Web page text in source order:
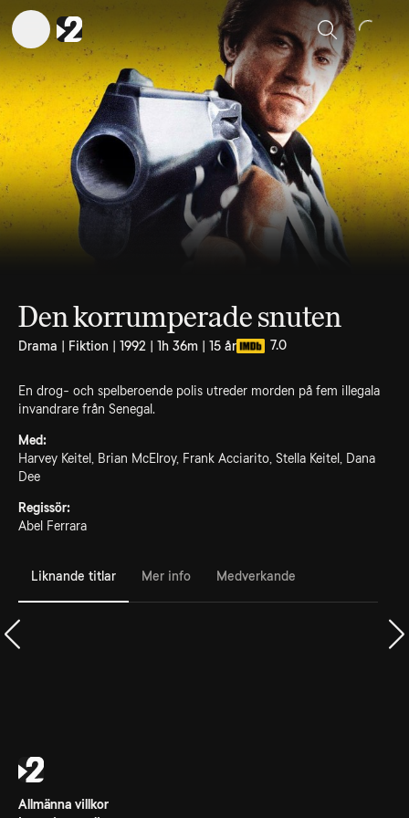
Sök
Den korrumperade snuten
Drama | Fiktion | 1992 | 1h 36m | 15 år 7.0
En drog- och spelberoende polis utreder morden på fem illegala
invandrare från Senegal.
Med:
Harvey Keitel, Brian McElroy, Frank Acciarito, Stella Keitel, Dana
Dee
Regissör:
Abel Ferrara
Liknande titlar Mer info Medverkande
Allmänna villkor